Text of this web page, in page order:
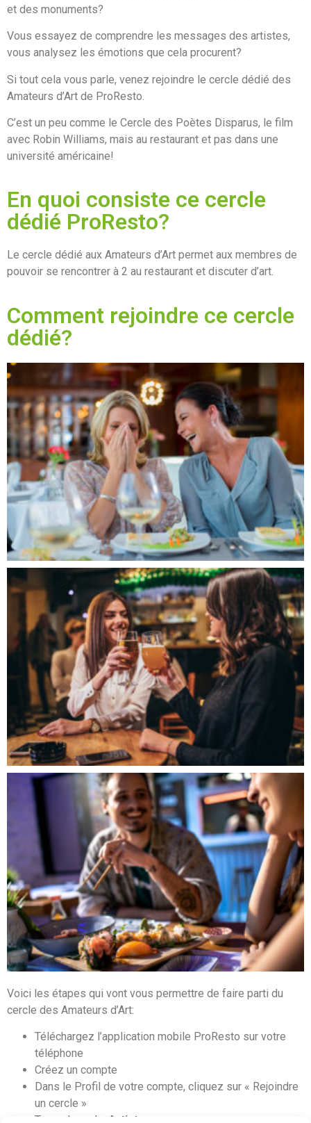
et des monuments?
Vous essayez de comprendre les messages des artistes,
vous analysez les émotions que cela procurent?
Si tout cela vous parle, venez rejoindre le cercle dédié des
Amateurs d’Art de ProResto.
C’est un peu comme le Cercle des Poètes Disparus, le film
avec Robin Williams, mais au restaurant et pas dans une
université américaine!
En quoi consiste ce cercle
dédié ProResto?
Le cercle dédié aux Amateurs d’Art permet aux membres de
pouvoir se rencontrer à 2 au restaurant et discuter d’art.
Comment rejoindre ce cercle
dédié?
Voici les étapes qui vont vous permettre de faire parti du
cercle des Amateurs d’Art:
Téléchargez l’application mobile ProResto sur votre
téléphone
Créez un compte
Dans le Profil de votre compte, cliquez sur « Rejoindre
un cercle »
Tapez le code:
Artiste